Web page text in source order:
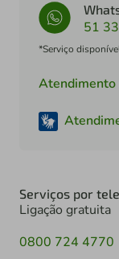
51
*Serviço
Atendimento
Serviços por
Ligação gratuita
0800 724 4770